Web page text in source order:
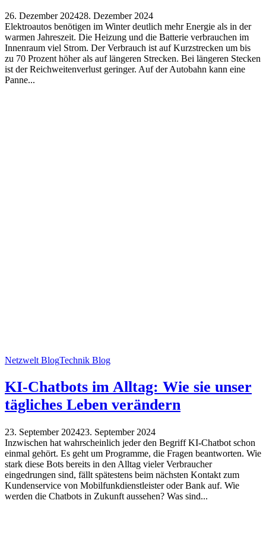
26. Dezember 202428. Dezember 2024
Elektroautos benötigen im Winter deutlich mehr Energie als in der
warmen Jahreszeit. Die Heizung und die Batterie verbrauchen im
Innenraum viel Strom. Der Verbrauch ist auf Kurzstrecken um bis
zu 70 Prozent höher als auf längeren Strecken. Bei längeren Stecken
ist der Reichweitenverlust geringer. Auf der Autobahn kann eine
Panne...
Netzwelt BlogTechnik Blog
KI-Chatbots im Alltag: Wie sie unser
tägliches Leben verändern
23. September 202423. September 2024
Inzwischen hat wahrscheinlich jeder den Begriff KI-Chatbot schon
einmal gehört. Es geht um Programme, die Fragen beantworten. Wie
stark diese Bots bereits in den Alltag vieler Verbraucher
eingedrungen sind, fällt spätestens beim nächsten Kontakt zum
Kundenservice von Mobilfunkdienstleister oder Bank auf. Wie
werden die Chatbots in Zukunft aussehen? Was sind...